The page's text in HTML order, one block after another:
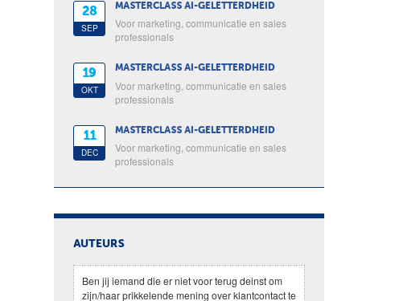
28
SEP
MASTERCLASS AI-GELETTERDHEID
Voor marketing, communicatie en sales
professionals
19
OKT
MASTERCLASS AI-GELETTERDHEID
Voor marketing, communicatie en sales
professionals
11
DEC
MASTERCLASS AI-GELETTERDHEID
Voor marketing, communicatie en sales
professionals
AUTEURS
Ben jij iemand die er niet voor terug deinst om
zijn/haar prikkelende mening over klantcontact te